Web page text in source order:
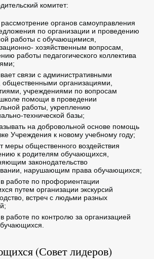
комитет:
рассмотрение органов самоуправления
по организации и проведению
работы с обучающимися,
хозяйственным вопросам,
работы педагогического коллектива
связи с административными
общественными организациями,
учреждениями по вопросам
помощи в проведении
работы, укреплению
технической базы;
на добровольной основе помощь
Учреждения к новому учебному году;
меры общественного воздействия
к родителям обучающихся,
законодательство
нарушающим права обучающихся;
в работе по профориентации
путем организации экскурсий
встреч с людьми разных
в работе по контролю за организацией
(Совет лидеров)